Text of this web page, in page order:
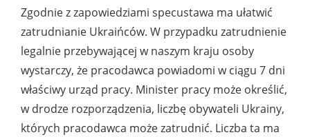
Zgodnie z zapowiedziami specustawa ma ułatwić
zatrudnianie Ukraińców. W przypadku zatrudnienie
legalnie przebywającej w naszym kraju osoby
wystarczy, że pracodawca powiadomi w ciągu 7 dni
właściwy urząd pracy. Minister pracy może określić,
w drodze rozporządzenia, liczbę obywateli Ukrainy,
których pracodawca może zatrudnić. Liczba ta ma